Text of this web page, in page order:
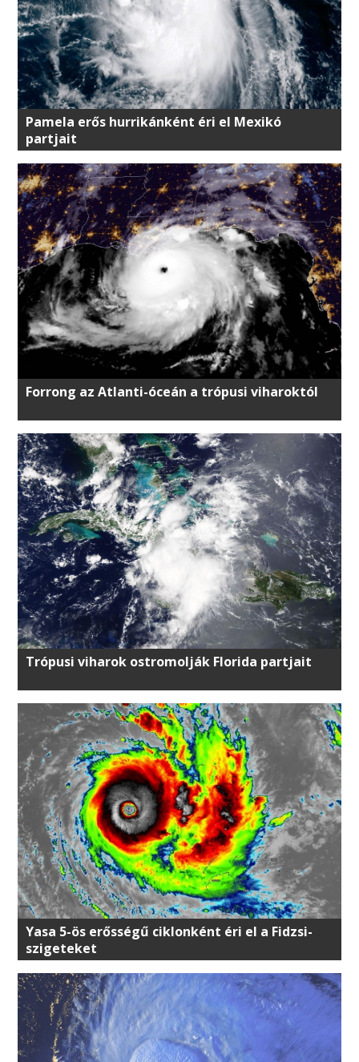
Pamela erős hurrikánként éri el Mexikó
partjait
Forrong az Atlanti-óceán a trópusi viharoktól
Trópusi viharok ostromolják Florida partjait
Yasa 5-ös erősségű ciklonként éri el a Fidzsi-
szigeteket